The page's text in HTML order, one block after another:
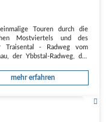
Touren durch die
Mostviertels und des
Traisental - Radweg vom
der Ybbstal-Radweg, der
mehr erfahren